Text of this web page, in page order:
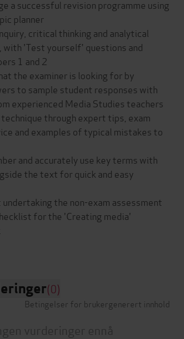
a successful revision programme using
planner
critical thinking and analytical
with 'Test yourself' questions and
1 and 2
the examiner is looking for by
to sample student responses with
experienced Media Studies teachers
through expert tips, exam
and examples of typical mistakes to
and accurately use key terms with
the text for quick and easy
the non-exam assessment
for the 'Creating media'
(0)
Betingelser for brukergenerert innhold
vurderinger ennå